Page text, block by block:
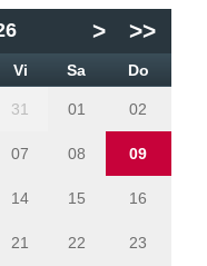
> >>
Vi Sa Do
31 01 02
07 08 09
14 15 16
21 22 23